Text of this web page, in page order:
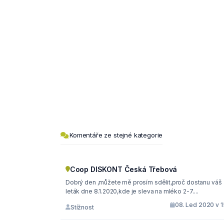
Komentáře ze stejné kategorie
Coop DISKONT Česká Třebová
Dobrý den ,můžete mě prosím sdělit,proč dostanu váš
leták dne 8.1.2020,kde je sleva na mléko 2-7....
Stížnost 08. Led 2020 v